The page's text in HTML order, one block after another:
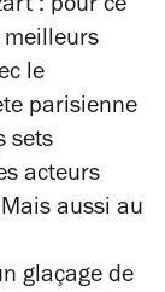
: pour ce
meilleurs
le
parisienne
sets
acteurs
aussi au
glaçage de